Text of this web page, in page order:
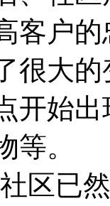
客户
很大
开始
等。
区已